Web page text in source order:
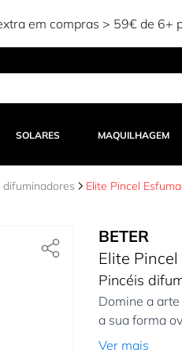
em compras > 59€ de 6+
SOLARES MAQUILHAGEM
difuminadores Elite Pincel
BETER
Elite
Pincéis
Domine a
a sua forma
Ver mais